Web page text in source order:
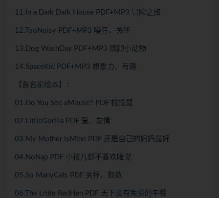
11.In a Dark Dark House PDF+MP3 冒险之旅
12.TooNoisy PDF+MP3 噪音、关怀
13.Dog WashDay PDF+MP3 照顾小动物
14.SpaceKid PDF+MP3 想象力、有趣
【各名家绘本】：
01.Do You See aMouse? PDF 找找鼠
02.LittleGorilla PDF 爱、友情
03.My Mother isMine PDF 还是自己的妈妈最好
04.NoNap PDF 小孩儿都不喜欢睡觉
05.So ManyCats PDF 关怀、数数
06.The Little RedHen PDF 天下没有免费的午餐